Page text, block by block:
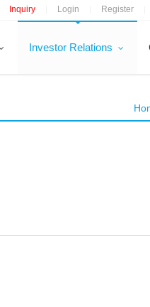
Inquiry Login Register
Investor Relations